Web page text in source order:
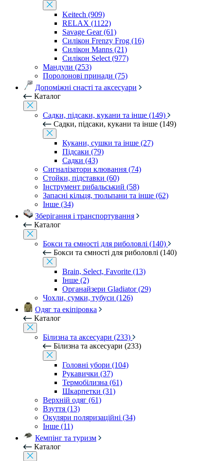
Keitech (909)
RELAX (1122)
Savage Gear (61)
Силікон Frenzy Frog (16)
Силікон Manns (21)
Силікон Select (977)
Мандули (253)
Поролонові принади (75)
Допоміжні снасті та аксесуари
Каталог
Садки, підсаки, кукани та інше (149)
Садки, підсаки, кукани та інше (149)
Кукани, сушки та інше (27)
Підсаки (79)
Садки (43)
Сигналізатори клювання (74)
Стойки, підставки (60)
Інструмент рибальський (58)
Запасні кільця, тюльпани та інше (62)
Інше (34)
Зберігання і транспортування
Каталог
Бокси та ємності для риболовлі (140)
Бокси та ємності для риболовлі (140)
Brain, Select, Favorite (13)
Інше (2)
Органайзери Gladiator (29)
Чохли, сумки, тубуси (126)
Одяг та екіпіровка
Каталог
Білизна та аксесуари (233)
Білизна та аксесуари (233)
Головні убори (104)
Рукавички (37)
Термобілизна (61)
Шкарпетки (31)
Верхній одяг (61)
Взуття (13)
Окуляри поляризаційні (34)
Інше (11)
Кемпінг та туризм
Каталог